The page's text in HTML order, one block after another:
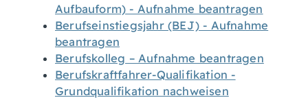
Aufbauform) - Aufnahme beantragen
Berufseinstiegsjahr (BEJ) - Aufnahme
beantragen
Berufskolleg – Aufnahme beantragen
Berufskraftfahrer-Qualifikation -
Grundqualifikation nachweisen